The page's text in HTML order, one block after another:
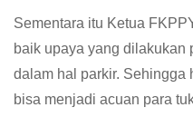
Sementara itu Ketua
baik upaya yang dilakukan
dalam hal parkir. Sehingga
bisa menjadi acuan para